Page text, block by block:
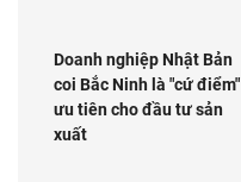
Doanh nghiệp Nhật Bản
coi Bắc Ninh là "cứ điểm"
ưu tiên cho đầu tư sản
xuất